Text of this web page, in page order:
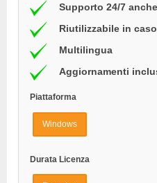
Supporto 24/7
Riutilizzabile in
Multilingua
Aggiornamenti
Piattaforma
Windows
Durata Licenza